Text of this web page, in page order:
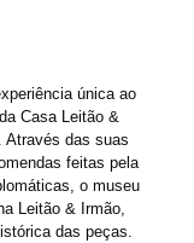
única ao
Casa Leitão &
Através das suas
feitas pela
o museu
Leitão & Irmão,
das peças.